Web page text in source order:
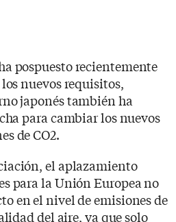
pospuesto recientemente
nuevos requisitos,
japonés también ha
para cambiar los nuevos
de CO2.
el aplazamiento
para la Unión Europea no
en el nivel de emisiones de
del aire, ya que solo